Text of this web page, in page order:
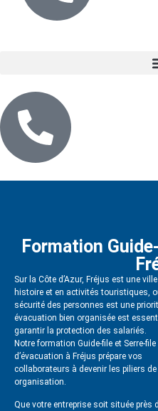
Formation
Sur la Côte d’Azur, Fréjus est une
histoire et en activités touristiques,
sécurité des personnes est une
évacuation bien organisée est
garantir la protection des salariés.
Notre formation Guide-file et Serre-file
d’évacuation à Fréjus prépare vos
collaborateurs à devenir les piliers de
organisation.
Que votre entreprise soit située près